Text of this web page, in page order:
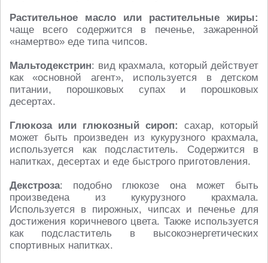
Растительное масло или растительные жиры:
чаще всего содержится в печенье, зажаренной
«намертво» еде типа чипсов.
Мальтодекстрин: вид крахмала, который действует
как «основной агент», используется в детском
питании, порошковых супах и порошковых
десертах.
Глюкоза или глюкозный сироп:
сахар, который
может быть произведен из кукурузного крахмала,
используется как подсластитель. Содержится в
напитках, десертах и еде быстрого приготовления.
Декстроза: подобно глюкозе она может быть
произведена из кукурузного крахмала.
Используется в пирожных, чипсах и печенье для
достижения коричневого цвета. Также используется
как подсластитель в высокоэнергетических
спортивных напитках.